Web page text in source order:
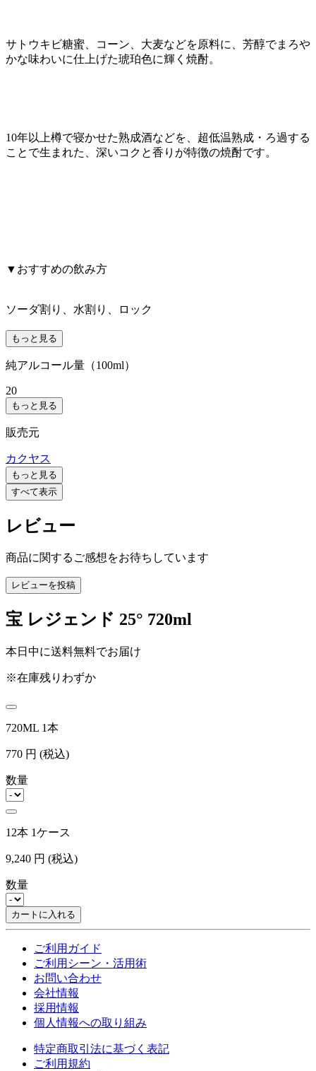
サトウキビ糖蜜、コーン、大麦などを原料に、芳醇でまろや
かな味わいに仕上げた琥珀色に輝く焼酎。
10年以上樽で寝かせた熟成酒などを、超低温熟成・ろ過する
ことで生まれた、深いコクと香りが特徴の焼酎です。
▼おすすめの飲み方
ソーダ割り、水割り、ロック
もっと見る
純アルコール量（100ml）
20
もっと見る
販売元
カクヤス
もっと見る
すべて表示
レビュー
商品に関するご感想をお待ちしています
レビューを投稿
宝 レジェンド 25° 720ml
本日中に送料無料でお届け
※在庫残りわずか
720ML 1本
770 円 (税込)
数量
12本 1ケース
9,240 円 (税込)
数量
カートに入れる
ご利用ガイド
ご利用シーン・活用術
お問い合わせ
会社情報
採用情報
個人情報への取り組み
特定商取引法に基づく表記
ご利用規約